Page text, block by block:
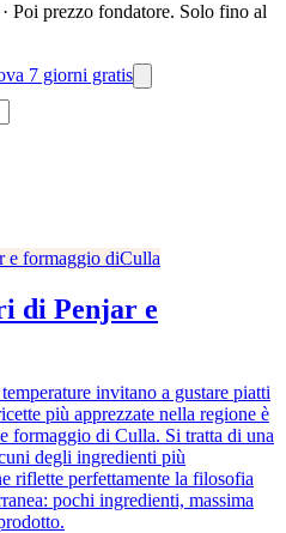
· Poi prezzo fondatore. Solo fino al
7 giorni gratis
di Penjar e
invitano a gustare piatti
più apprezzate nella regione è
formaggio di Culla. Si tratta di una
degli ingredienti più
riflette perfettamente la filosofia
pochi ingredienti, massima